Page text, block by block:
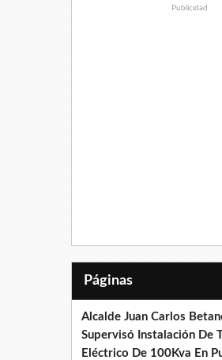
Publicidad
Páginas
Alcalde Juan Carlos
Supervisó Instalación De
Eléctrico De 100Kva En